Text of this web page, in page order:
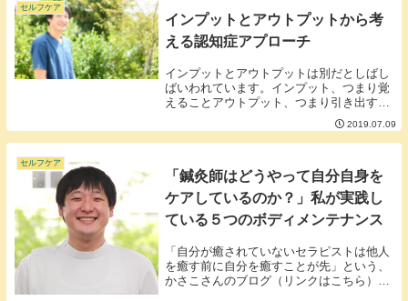
セルフケア
インプットとアウトプットから考
える認知症アプローチ
インプットとアウトプットは別だとしばし
ばいわれています。インプット、つまり覚
えることアウトプット、つまり引き出すこ
と覚えた情報と覚えた情報を引き出すこと
は別という考え方ができるなら覚えている
けど引き出せない記憶というものが認知症
2019.07.09
セルフケア
「鍼灸師はどうやって自分自身を
ケアしているのか？」私が実践し
ている５つのボディメンテナンス
「自分が癒されていないセラピストは他人
を癒す前に自分を癒すことが先」という、
かさこさんのブログ（リンクはこちら）ご